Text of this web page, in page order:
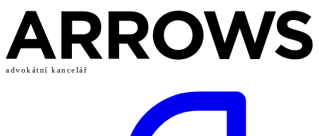
advokátní kancelář